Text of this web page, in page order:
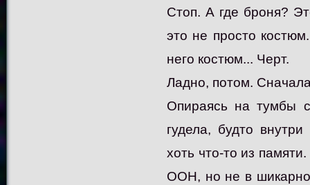
Стоп. А где броня?
это не просто
него костюм... Черт.
Ладно, потом.
Опираясь на тумбы
гудела, будто
хоть что-то из
ООН, но не в